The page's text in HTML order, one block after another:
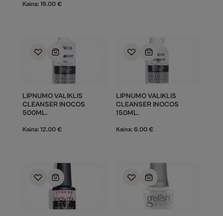
Kaina: 19.00 €
LIPNUMO VALIKLIS
CLEANSER INOCOS
500ML.
Kaina: 12.00 €
LIPNUMO VALIKLIS
CLEANSER INOCOS
150ML.
Kaina: 6.00 €